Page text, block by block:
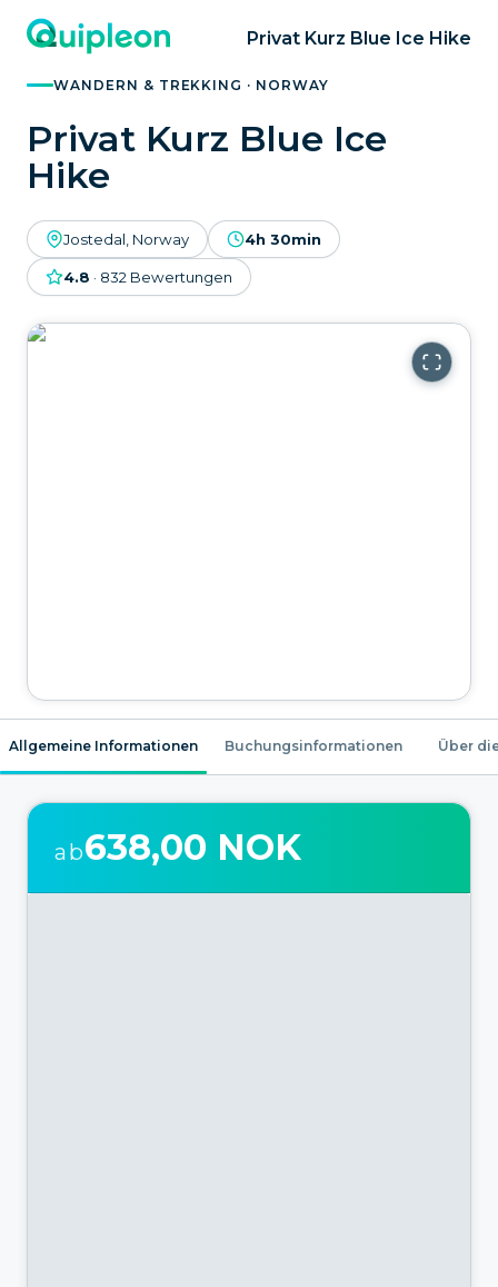
Privat Kurz Blue Ice Hike
WANDERN & TREKKING · NORWAY
Privat Kurz Blue Ice
Hike
Jostedal, Norway 4h 30min
4.8 · 832 Bewertungen
Allgemeine Informationen Buchungsinformationen Über
ab638,00 NOK